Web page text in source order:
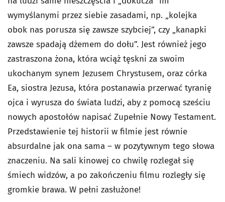
wymyślanymi przez siebie zasadami, np. „kolejka
obok nas porusza się zawsze szybciej”, czy „kanapki
zawsze spadają dżemem do dołu”. Jest również jego
zastraszona żona, która wciąż tęskni za swoim
ukochanym synem Jezusem Chrystusem, oraz córka
Ea, siostra Jezusa, która postanawia przerwać tyranię
ojca i wyrusza do świata ludzi, aby z pomocą sześciu
nowych apostołów napisać Zupełnie Nowy Testament.
Przedstawienie tej historii w filmie jest równie
absurdalne jak ona sama – w pozytywnym tego słowa
znaczeniu. Na sali kinowej co chwilę rozlegał się
śmiech widzów, a po zakończeniu filmu rozległy się
gromkie brawa. W pełni zasłużone!